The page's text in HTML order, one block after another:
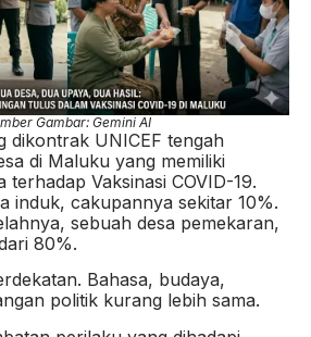
Gambar: Gemini AI
dikontrak UNICEF tengah
di Maluku yang memiliki
terhadap Vaksinasi COVID-19.
induk, cakupannya sekitar 10%.
sebuah desa pemekaran,
80%.
Bahasa, budaya,
politik kurang lebih sama.